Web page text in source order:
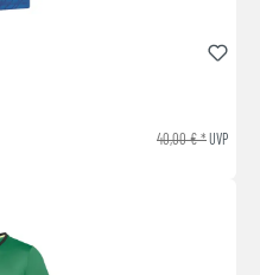
40,00 € *UVP